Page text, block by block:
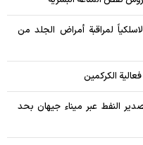
لمراقبة أمراض الجلد من
الكركمين
تصدير النفط عبر ميناء جيهان بحد